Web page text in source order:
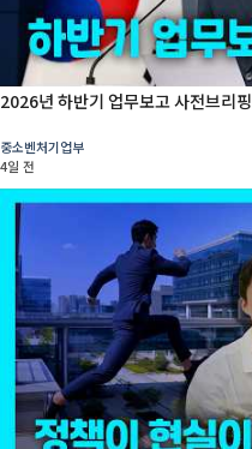
2026년 하반기 업무보고 사전브리핑
중소벤처기업부
4일 전